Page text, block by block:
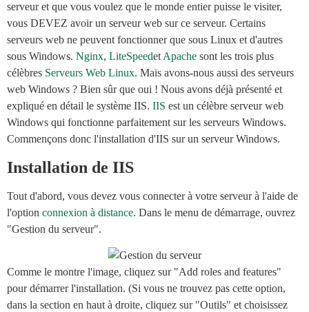
serveur et que vous voulez que le monde entier puisse le visiter,
vous DEVEZ avoir un serveur web sur ce serveur. Certains
serveurs web ne peuvent fonctionner que sous Linux et d'autres
sous Windows. Nginx, LiteSpeedet Apache sont les trois plus
célèbres Serveurs Web Linux. Mais avons-nous aussi des serveurs
web Windows ? Bien sûr que oui ! Nous avons déjà présenté et
expliqué en détail le système IIS. IIS est un célèbre serveur web
Windows qui fonctionne parfaitement sur les serveurs Windows.
Commençons donc l'installation d'IIS sur un serveur Windows.
Installation de IIS
Tout d'abord, vous devez vous connecter à votre serveur à l'aide de
l'option connexion à distance. Dans le menu de démarrage, ouvrez
"Gestion du serveur".
Comme le montre l'image, cliquez sur "Add roles and features"
pour démarrer l'installation. (Si vous ne trouvez pas cette option,
dans la section en haut à droite, cliquez sur "Outils" et choisissez